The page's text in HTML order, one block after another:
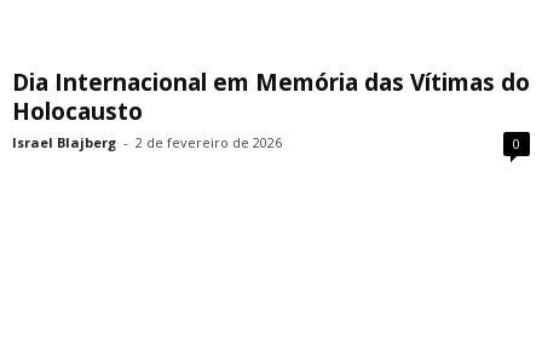
Dia Internacional em Memória das Vítimas do
Holocausto
Israel Blajberg - 2 de fevereiro de 2026 0